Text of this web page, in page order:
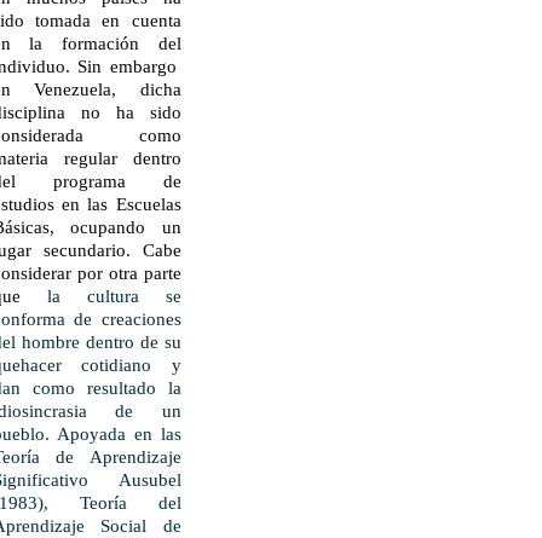
tomada en cuenta
la formación del
Sin embargo
Venezuela, dicha
no ha sido
como
regular dentro
programa de
en las Escuelas
ocupando un
secundario. Cabe
por otra parte
la cultura se
de creaciones
hombre dentro de su
cotidiano y
como resultado la
de un
Apoyada en las
de Aprendizaje
Ausubel
Teoría del
Social de